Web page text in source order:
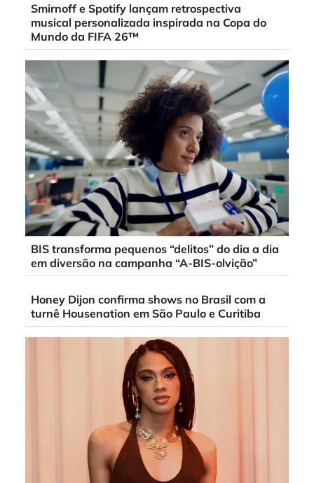
Smirnoff e Spotify lançam retrospectiva
musical personalizada inspirada na Copa do
Mundo da FIFA 26™
BIS transforma pequenos “delitos” do dia a dia
em diversão na campanha “A-BIS-olvição”
Honey Dijon confirma shows no Brasil com a
turnê Housenation em São Paulo e Curitiba